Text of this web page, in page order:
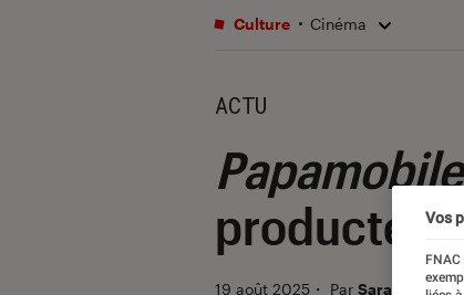
Culture Cinéma
ACTU
Papamobile
19 août 2025 ・ Par Sarah Dupont
Vos